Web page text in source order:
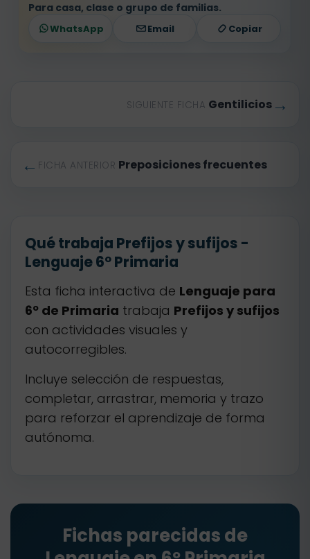
Para casa, clase o grupo de familias.
WhatsApp Email Copiar
← FICHA ANTERIOR Preposiciones frecuentes
SIGUIENTE FICHA Gentilicios →
Qué trabaja Prefijos y sufijos -
Lenguaje 6º Primaria
Esta ficha interactiva de Lenguaje para
6º de Primaria trabaja Prefijos y sufijos
con actividades visuales y
autocorregibles.
Incluye selección de respuestas,
completar, arrastrar, memoria y trazo
para reforzar el aprendizaje de forma
autónoma.
Fichas parecidas de